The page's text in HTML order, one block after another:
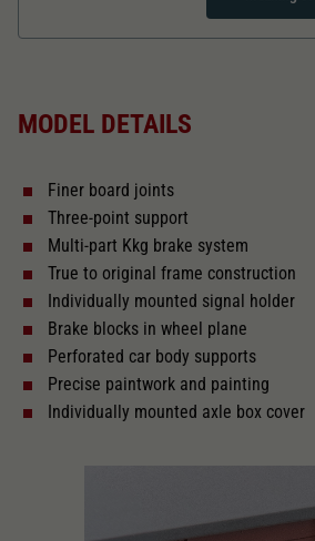
The model has a coupler pocket
2187
Replacement wheel set for AC
Close
MODEL DETAILS
Finer board joints
Three-point support
Multi-part Kkg brake system
True to original frame construction
Individually mounted signal holder
Brake blocks in wheel plane
Perforated car body supports
Precise paintwork and painting
Individually mounted axle box cover
Einstellungen. Unter